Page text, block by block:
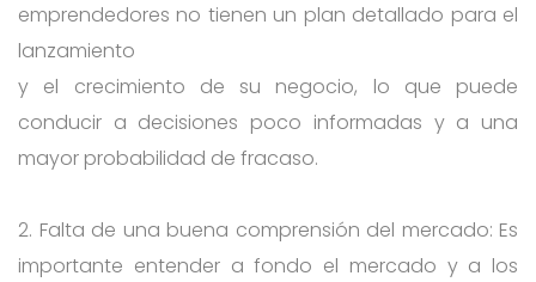
emprendedores no tienen un plan detallado para el
lanzamiento
y el crecimiento de su negocio, lo que puede
conducir a decisiones poco informadas y a una
mayor probabilidad de fracaso.
2. Falta de una buena comprensión del mercado: Es
importante entender a fondo el mercado y a los